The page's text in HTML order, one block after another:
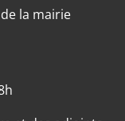
la mairie